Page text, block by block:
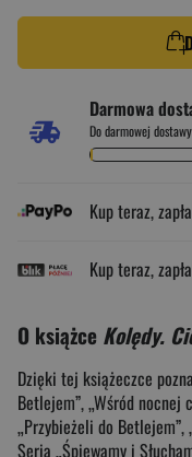
Darmowa
Do darmowej
Kup teraz,
Kup teraz,
O książce Kolędy.
Dzięki tej książeczce
Betlejem”, „Wśród nocnej
„Przybieżeli do Betlejem”,
Seria „Śpiewamy i